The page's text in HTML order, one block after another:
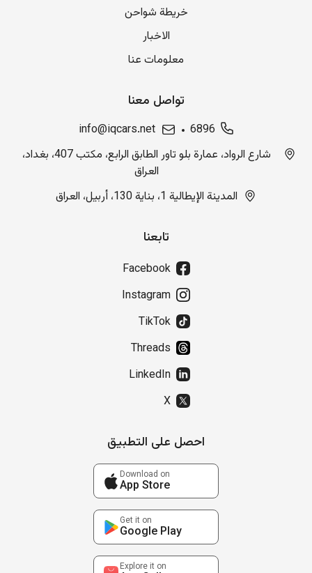
خريطة شواحن
الاخبار
معلومات عنا
تواصل معنا
6896
info@iqcars.net
شارع الرواد، عمارة بلو تاور الطابق الرابع، مكتب 407، بغداد،
العراق
المدينة الإيطالية 1، بناية 130، أربيل، العراق
تابعنا
Facebook
Instagram
TikTok
Threads
LinkedIn
X
احصل على التطبيق
Download on
App Store
Get it on
Google Play
Explore it on